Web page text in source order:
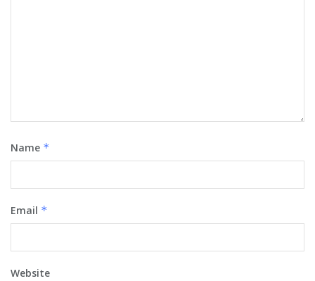
Name *
Email *
Website